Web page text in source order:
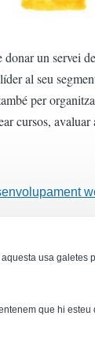
un servei
al seu
per
cursos,
usa galetes
que hi esteu